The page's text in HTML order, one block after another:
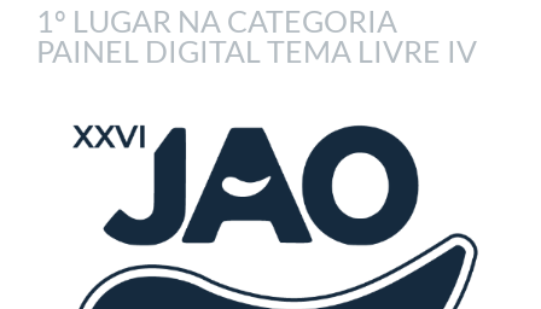
1º LUGAR NA CATEGORIA
PAINEL DIGITAL TEMA LIVRE IV
Article
Sidebar